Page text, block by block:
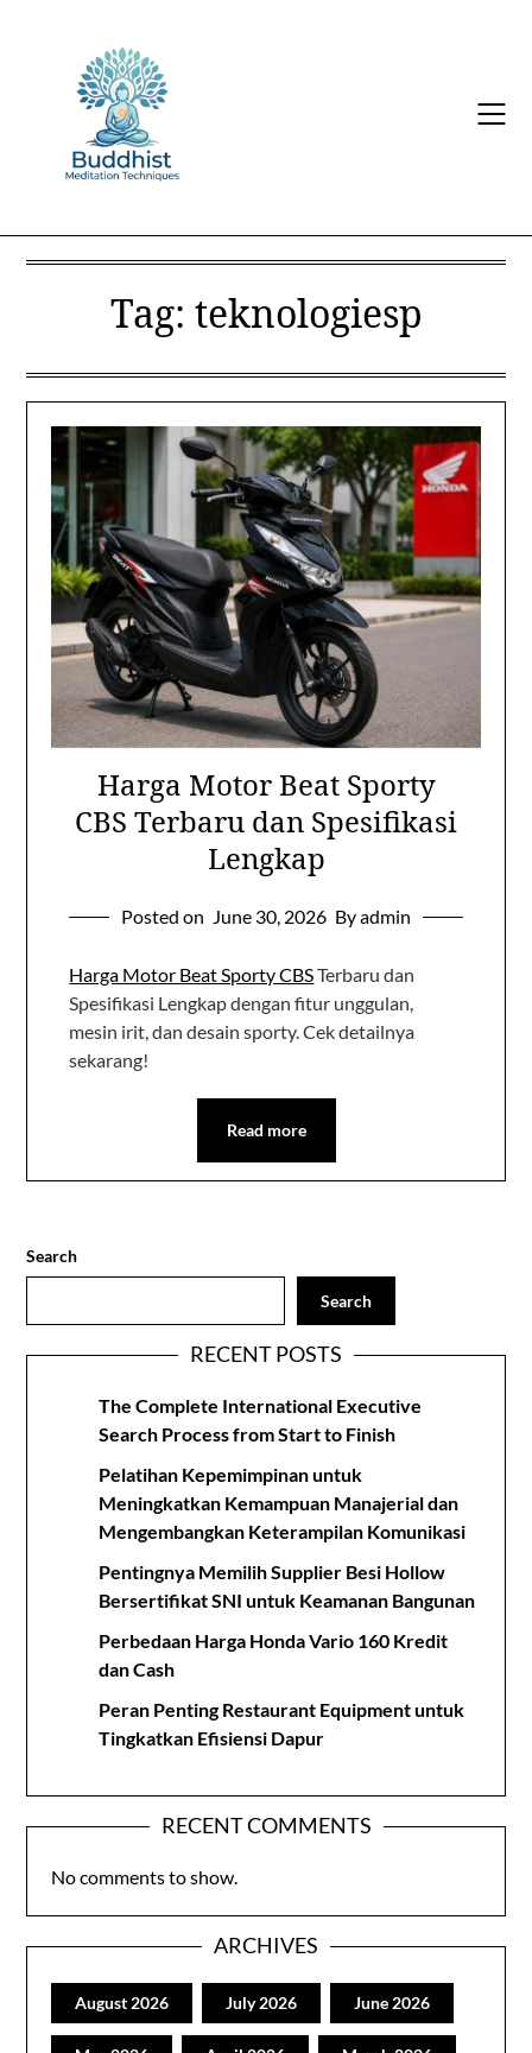
Tag: teknologiesp
Harga Motor Beat Sporty
CBS Terbaru dan Spesifikasi
Lengkap
Posted on June 30, 2026 By admin
Harga Motor Beat Sporty CBSTerbaru dan
Spesifikasi Lengkap dengan fitur unggulan,
mesin irit, dan desain sporty. Cek detailnya
sekarang!
Read more
Search
Search
RECENT POSTS
The Complete International Executive
Search Process from Start to Finish
Pelatihan Kepemimpinan untuk
Meningkatkan Kemampuan Manajerial dan
Mengembangkan Keterampilan Komunikasi
Pentingnya Memilih Supplier Besi Hollow
Bersertifikat SNI untuk Keamanan Bangunan
Perbedaan Harga Honda Vario 160 Kredit
dan Cash
Peran Penting Restaurant Equipment untuk
Tingkatkan Efisiensi Dapur
RECENT COMMENTS
No comments to show.
ARCHIVES
August 2026 July 2026 June 2026